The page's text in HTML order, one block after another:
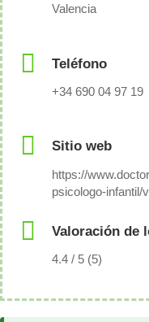
Valencia
Teléfono
+34 690 04 97 19
Sitio web
https://
psicologo-infantil/
Valoración de
4.4 / 5 (5)